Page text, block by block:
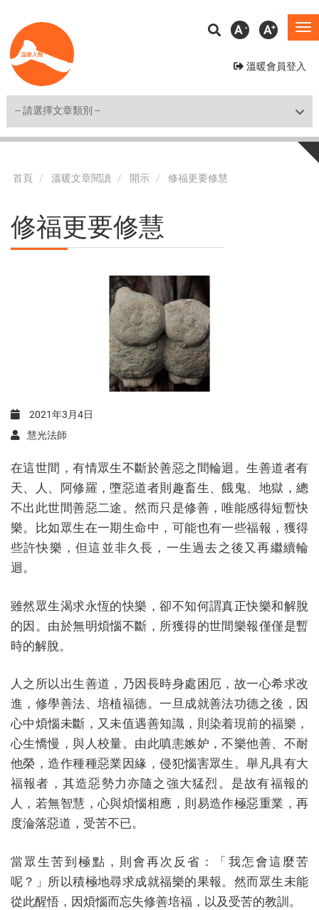
至
主
溫暖會員登入
A A
Shortcut
首頁 溫暖文章閱讀 開示 修福更要修慧
修福更要修慧
2021年3月4日
慧光法師
在這世間，有情眾生不斷於善惡之間輪迴。生善道者有
天、人、阿修羅，墮惡道者則趣畜生、餓鬼、地獄，總
不出此世間善惡二途。然而只是修善，唯能感得短暫快
樂。比如眾生在一期生命中，可能也有一些福報，獲得
些許快樂，但這並非久長，一生過去之後又再繼續輪
迴。
雖然眾生渴求永恆的快樂，卻不知何謂真正快樂和解脫
的因。由於無明煩惱不斷，所獲得的世間樂報僅僅是暫
時的解脫。
人之所以出生善道，乃因長時身處困厄，故一心希求改
進，修學善法、培植福德。一旦成就善法功德之後，因
心中煩惱未斷，又未值遇善知識，則染着現前的福樂，
心生憍慢，與人校量。由此嗔恚嫉妒，不樂他善、不耐
他榮，造作種種惡業因緣，侵犯惱害眾生。舉凡具有大
福報者，其造惡勢力亦隨之強大猛烈。是故有福報的
人，若無智慧，心與煩惱相應，則易造作極惡重業，再
度淪落惡道，受苦不已。
當眾生苦到極點，則會再次反省：「我怎會這麼苦
呢？」所以積極地尋求成就福樂的果報。然而眾生未能
從此醒悟，因煩惱而忘失修善培福，以及受苦的教訓。